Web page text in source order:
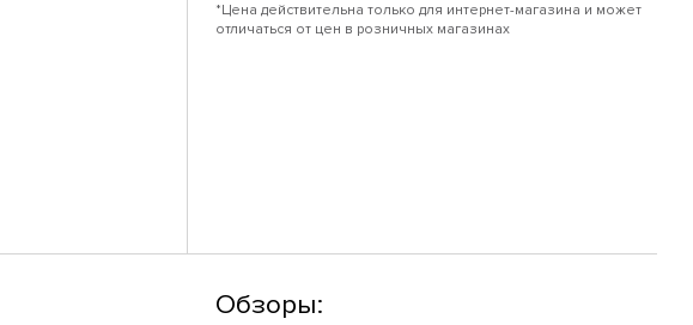
*Цена действительна только для интернет-магазина и может
отличаться от цен в розничных магазинах
Обзоры: